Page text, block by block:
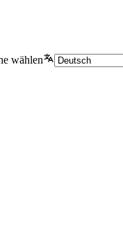
wählen